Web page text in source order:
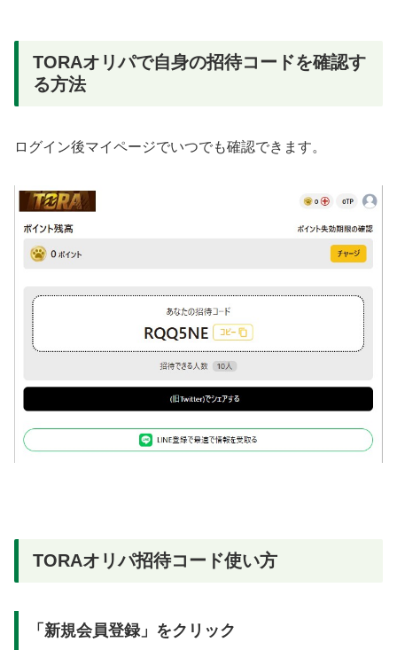
TORAオリパで自身の招待コードを確認す
る方法
ログイン後マイページでいつでも確認できます。
TORAオリパ招待コード使い方
「新規会員登録」をクリック